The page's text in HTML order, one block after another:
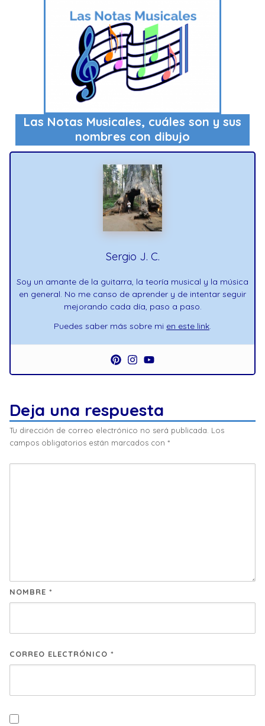
Las Notas Musicales, cuáles son y sus
nombres con dibujo
Sergio J. C.
Soy un amante de la guitarra, la teoría musical y la música
en general. No me canso de aprender y de intentar seguir
mejorando cada día, paso a paso.
Puedes saber más sobre mi en este link.
Deja una respuesta
Tu dirección de correo electrónico no será publicada. Los
campos obligatorios están marcados con *
NOMBRE *
CORREO ELECTRÓNICO *